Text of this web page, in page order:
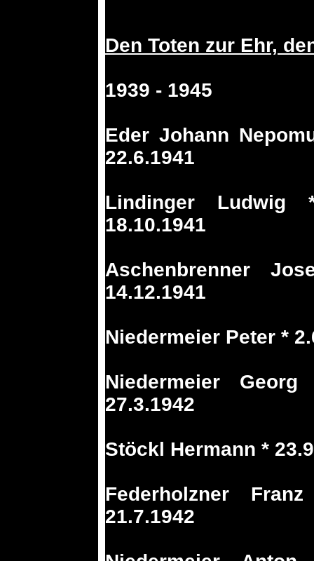
Den Toten zur Ehr,
1939 - 1945
Eder Johann
22.6.1941
Lindinger Ludwig
18.10.1941
Aschenbrenner
14.12.1941
Niedermeier Peter *
Niedermeier
27.3.1942
Stöckl Hermann *
Federholzner
21.7.1942